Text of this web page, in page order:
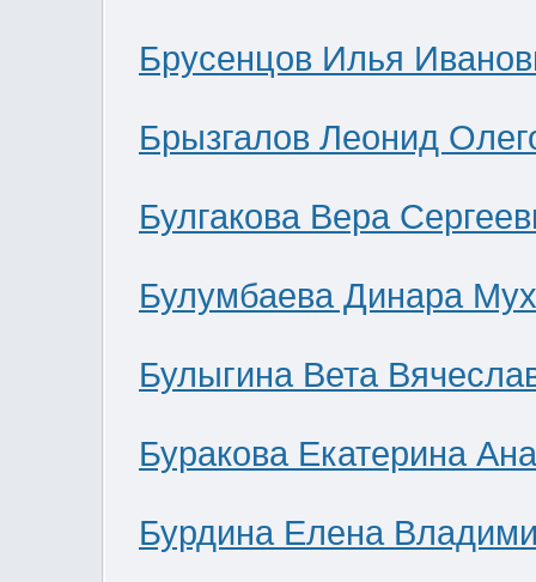
Брусенцов Илья
Брызгалов Леонид
Булгакова Вера
Булумбаева Динара
Булыгина Вета
Буракова Екатерина
Бурдина Елена